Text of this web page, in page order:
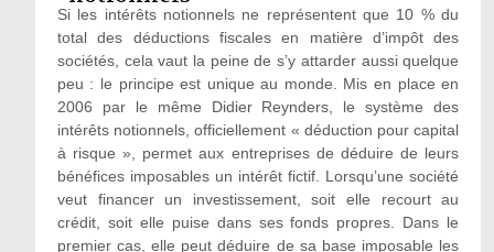
Si les intérêts notionnels ne représentent que 10 % du
total des déductions fiscales en matière d’impôt des
sociétés, cela vaut la peine de s’y attarder aussi quelque
peu : le principe est unique au monde. Mis en place en
2006 par le même Didier Reynders, le système des
intérêts notionnels, officiellement « déduction pour capital
à risque », permet aux entreprises de déduire de leurs
bénéfices imposables un intérêt fictif. Lorsqu’une société
veut financer un investissement, soit elle recourt au
crédit, soit elle puise dans ses fonds propres. Dans le
premier cas, elle peut déduire de sa base imposable les